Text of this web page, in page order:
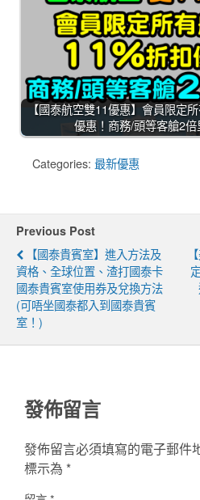
【國泰航空雙11優惠】會員限定
優惠！商務/頭等客艙2倍
Categories: 最新優惠
Previous Post
【國泰貴賓室】進入方法及
資格、全球位置、渣打國泰卡
國泰貴賓室使用券及兌換方法
(可唔坐國泰都入到國泰貴賓
室！)
發佈留言
發佈留言必須填寫的電子郵件
標示為 *